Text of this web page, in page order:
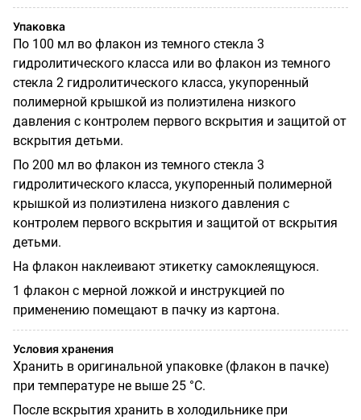
Упаковка
По 100 мл во флакон из темного стекла 3
гидролитического класса или во флакон из темного
стекла 2 гидролитического класса, укупоренный
полимерной крышкой из полиэтилена низкого
давления с контролем первого вскрытия и защитой от
вскрытия детьми.
По 200 мл во флакон из темного стекла 3
гидролитического класса, укупоренный полимерной
крышкой из полиэтилена низкого давления с
контролем первого вскрытия и защитой от вскрытия
детьми.
На флакон наклеивают этикетку самоклеящуюся.
1 флакон с мерной ложкой и инструкцией по
применению помещают в пачку из картона.
Условия хранения
Хранить в оригинальной упаковке (флакон в пачке)
при температуре не выше 25 °С.
После вскрытия хранить в холодильнике при